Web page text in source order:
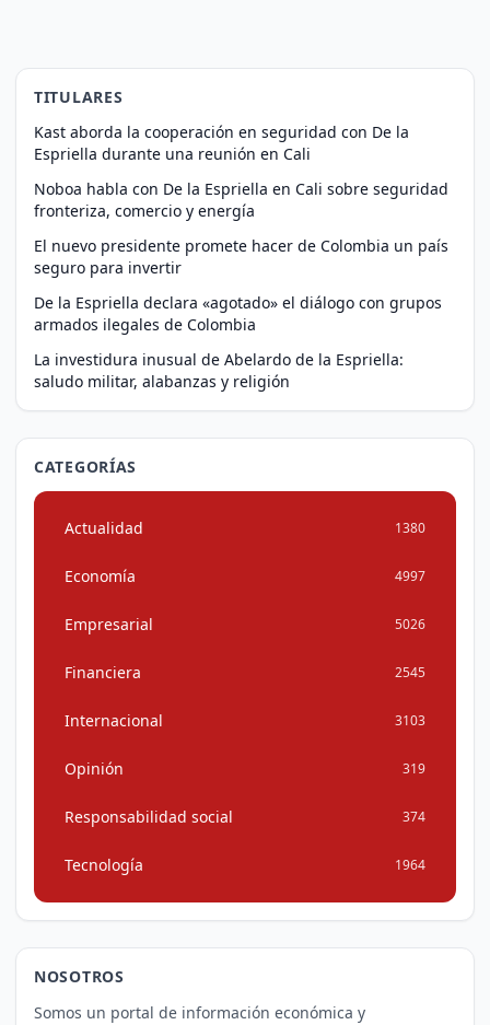
TITULARES
Kast aborda la cooperación en seguridad con De la
Espriella durante una reunión en Cali
Noboa habla con De la Espriella en Cali sobre seguridad
fronteriza, comercio y energía
El nuevo presidente promete hacer de Colombia un país
seguro para invertir
De la Espriella declara «agotado» el diálogo con grupos
armados ilegales de Colombia
La investidura inusual de Abelardo de la Espriella:
saludo militar, alabanzas y religión
CATEGORÍAS
Actualidad 1380
Economía 4997
Empresarial 5026
Financiera 2545
Internacional 3103
Opinión 319
Responsabilidad social 374
Tecnología 1964
NOSOTROS
Somos un portal de información económica y